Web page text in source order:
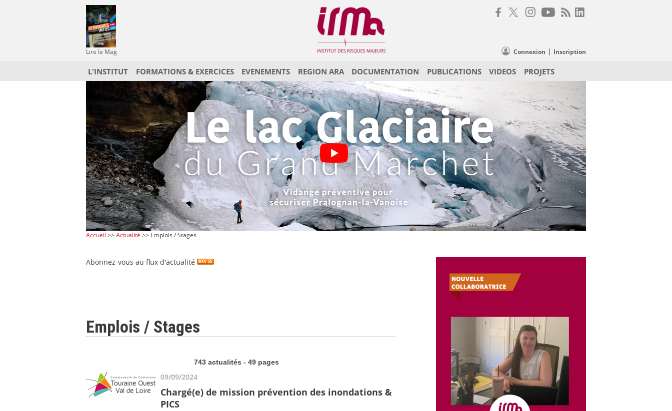
Lire le Mag Connexion | Inscription
L'INSTITUT FORMATIONS & EXERCICES EVENEMENTS REGION ARA DOCUMENTATION PUBLICATIONS VIDEOS PROJETS
Accueil >>Actualité >> Emplois / Stages
Abonnez-vous au flux d'actualité
Emplois / Stages
743 actualités - 49 pages
09/09/2024
Chargé(e) de mission prévention des inondations &
PICS